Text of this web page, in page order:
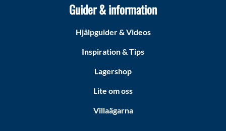
Guider & information
Hjälpguider & Videos
Inspiration & Tips
Lagershop
Lite om oss
Villaägarna